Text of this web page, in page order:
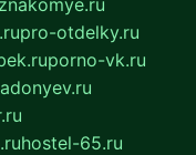
pro-otdelky.ru
porno-vk.ru
adonyev.ru
hostel-65.ru